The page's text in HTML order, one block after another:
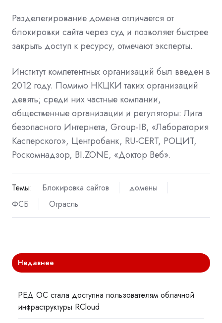
Разделегирование домена отличается от
блокировки сайта через суд и позволяет быстрее
закрыть доступ к ресурсу, отмечают эксперты.
Институт компетентных организаций был введен в
2012 году. Помимо НКЦКИ таких организаций
девять; среди них частные компании,
общественные организации и регуляторы: Лига
безопасного Интернета, Group-IB, «Лаборатория
Касперского», Центробанк, RU-CERT, РОЦИТ,
Роскомнадзор, BI.ZONE, «Доктор Веб».
Темы: Блокировка сайтов
домены
ФСБ
Отрасль
Недавнее
РЕД ОС стала доступна пользователям облачной
инфраструктуры RCloud